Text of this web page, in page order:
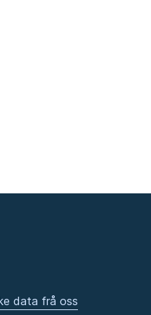
data frå oss